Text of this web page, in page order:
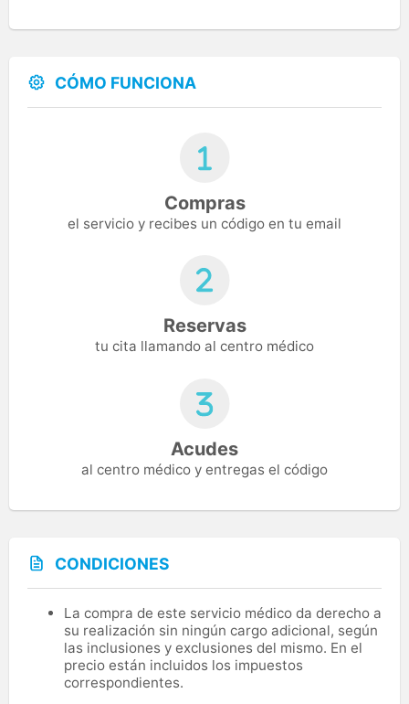
CÓMO FUNCIONA
Compras
el servicio y recibes un código en tu email
Reservas
tu cita llamando al centro médico
Acudes
al centro médico y entregas el código
CONDICIONES
La compra de este servicio médico da derecho a
su realización sin ningún cargo adicional, según
las inclusiones y exclusiones del mismo. En el
precio están incluidos los impuestos
correspondientes.